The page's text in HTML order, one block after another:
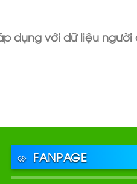
dụng với dữ liệu người
FANPAGE